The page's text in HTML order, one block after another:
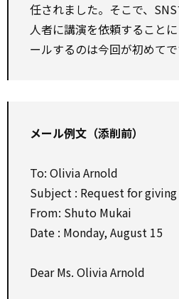
任されました。そこで、
人者に講演を依頼すること
ールするのは今回が初めてで
メール例文（添削前）
To: Olivia Arnold
Subject : Request for
From: Shuto Mukai
Date : Monday, August 15
Dear Ms. Olivia Arnold